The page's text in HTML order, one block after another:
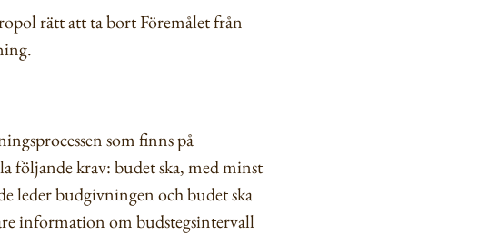
rätt att ta bort Föremålet från
som finns på
följande krav: budet ska, med minst
leder budgivningen och budet ska
information om budstegsintervall